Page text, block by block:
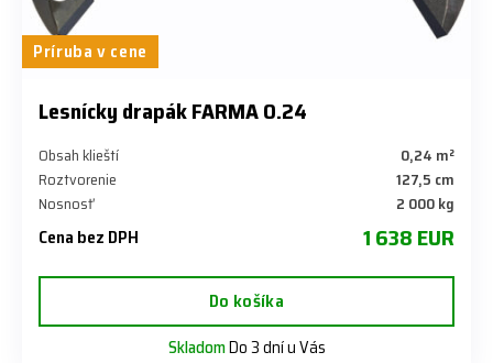
Príruba v cene
Lesnícky drapák FARMA 0.24
Obsah klieští
0,24 m²
Roztvorenie
127,5 cm
Nosnosť
2 000 kg
Cena bez DPH 1 638 EUR
Do košíka
SkladomDo 3 dní u Vás